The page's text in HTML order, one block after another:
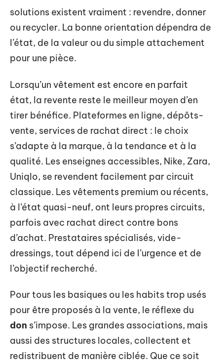
solutions existent vraiment : revendre, donner
ou recycler. La bonne orientation dépendra de
l’état, de la valeur ou du simple attachement
pour une pièce.
Lorsqu’un vêtement est encore en parfait
état, la revente reste le meilleur moyen d’en
tirer bénéfice. Plateformes en ligne, dépôts-
vente, services de rachat direct : le choix
s’adapte à la marque, à la tendance et à la
qualité. Les enseignes accessibles, Nike, Zara,
Uniqlo, se revendent facilement par circuit
classique. Les vêtements premium ou récents,
à l’état quasi-neuf, ont leurs propres circuits,
parfois avec rachat direct contre bons
d’achat. Prestataires spécialisés, vide-
dressings, tout dépend ici de l’urgence et de
l’objectif recherché.
Pour tous les basiques ou les habits trop usés
pour être proposés à la vente, le réflexe du
don s’impose. Les grandes associations, mais
aussi des structures locales, collectent et
redistribuent de manière ciblée. Que ce soit